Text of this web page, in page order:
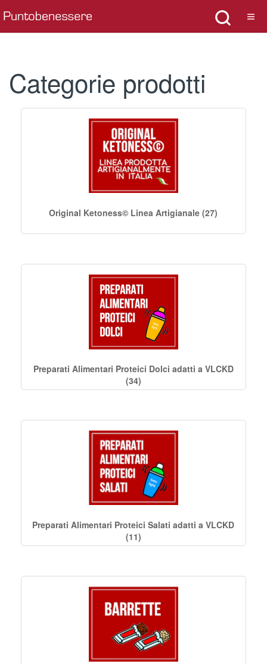
Categorie prodotti
Original Ketoness© Linea Artigianale (27)
Preparati Alimentari Proteici Dolci adatti a VLCKD
(34)
Preparati Alimentari Proteici Salati adatti a VLCKD
(11)